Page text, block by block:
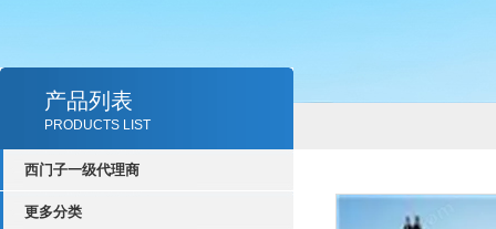
产品列表
PRODUCTS LIST
西门子一级代理商
更多分类